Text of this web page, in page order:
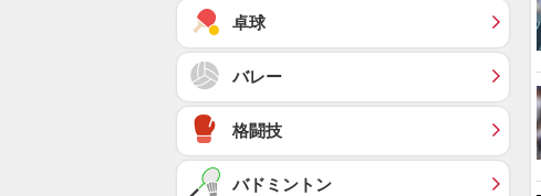
卓球
バレー
格闘技
バドミントン